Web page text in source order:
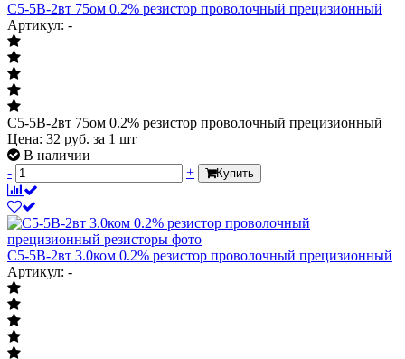
С5-5В-2вт 75ом 0.2% резистор проволочный прецизионный
Артикул: -
С5-5В-2вт 75ом 0.2% резистор проволочный прецизионный
Цена: 32 руб. за 1 шт
В наличии
-
+ Купить
С5-5В-2вт 3.0ком 0.2% резистор проволочный прецизионный
Артикул: -